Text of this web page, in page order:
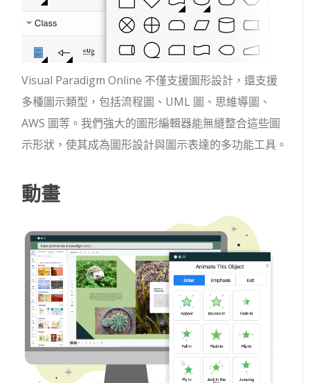
Visual Paradigm Online 不僅支援圖形設計，還支援
多種圖示類型，包括流程圖、UML 圖、思維導圖、
AWS 圖等。我們強大的圖形編輯器能無縫整合這些圖
示形狀，使其成為圖形設計與圖示表達的多功能工具。
動畫